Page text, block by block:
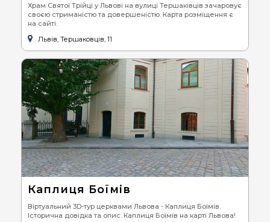
Храм Святої Трійці у Львові на вулиці Тершаківців зачаровує
своєю стриманістю та довершеністю. Карта розміщення є
на сайті.
Львів, Тершаковців, 11
Каплиця Боїмів
Віртуальний 3D-тур церквами Львова - Каплиця Боїмів.
Історична довідка та опис. Каплиця Боїмів на карті Львова!